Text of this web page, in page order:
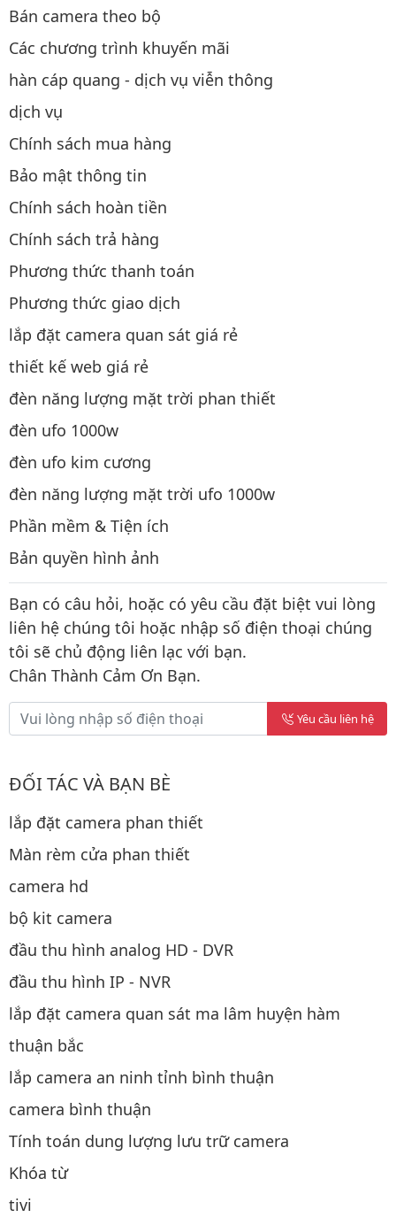
Bán camera theo bộ
Các chương trình khuyến mãi
hàn cáp quang - dịch vụ viễn thông
dịch vụ
Chính sách mua hàng
Bảo mật thông tin
Chính sách hoàn tiền
Chính sách trả hàng
Phương thức thanh toán
Phương thức giao dịch
lắp đặt camera quan sát giá rẻ
thiết kế web giá rẻ
đèn năng lượng mặt trời phan thiết
đèn ufo 1000w
đèn ufo kim cương
đèn năng lượng mặt trời ufo 1000w
Phần mềm & Tiện ích
Bản quyền hình ảnh
Bạn có câu hỏi, hoặc có yêu cầu đặt biệt vui lòng
liên hệ chúng tôi hoặc nhập số điện thoại chúng
tôi sẽ chủ động liên lạc với bạn.
Chân Thành Cảm Ơn Bạn.
Yêu cầu liên hệ
ĐỐI TÁC VÀ BẠN BÈ
lắp đặt camera phan thiết
Màn rèm cửa phan thiết
camera hd
bộ kit camera
đầu thu hình analog HD - DVR
đầu thu hình IP - NVR
lắp đặt camera quan sát ma lâm huyện hàm
thuận bắc
lắp camera an ninh tỉnh bình thuận
camera bình thuận
Tính toán dung lượng lưu trữ camera
Khóa từ
tivi